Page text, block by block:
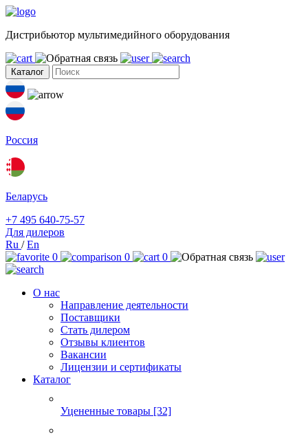
Дистрибьютор мультимедийного оборудования
Каталог
Россия
Беларусь
+7 495 640-75-57
Для дилеров
Ru /En
0
0 0
О нас
Направление деятельности
Поставщики
Стать дилером
Отзывы клиентов
Вакансии
Лицензии и сертификаты
Каталог
Уцененные товары [32]